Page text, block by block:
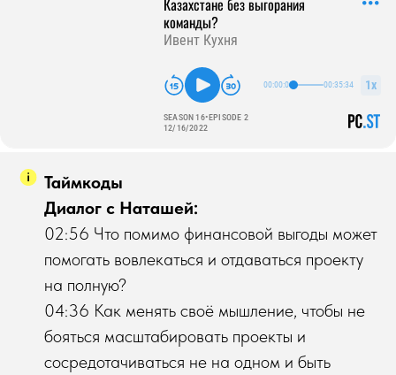
Таймкоды
Диалог с Наташей:
02:56 Что помимо финансовой выгоды может
помогать вовлекаться и отдаваться проекту
на полную?
04:36 Как менять своё мышление, чтобы не
бояться масштабировать проекты и
сосредотачиваться не на одном и быть